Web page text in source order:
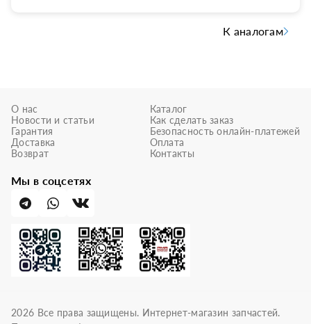
К аналогам
О нас
Новости и статьи
Гарантия
Доставка
Возврат
Каталог
Как сделать заказ
Безопасность онлайн-платежей
Оплата
Контакты
Мы в соцсетях
2026 Все права защищены. Интернет-магазин запчастей.